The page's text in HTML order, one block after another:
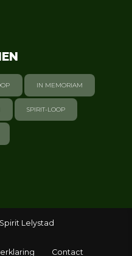
IN MEMORIAM
SPIRIT-LOOP
Lelystad
Contact